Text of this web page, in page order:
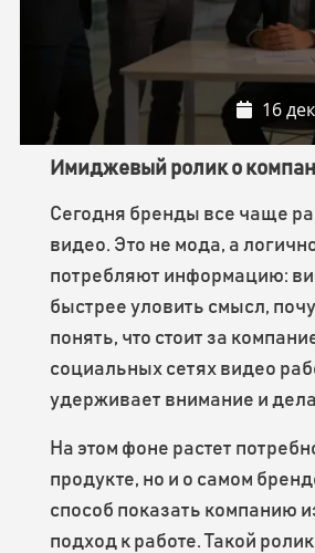
16
Имиджевый ролик о
Сегодня бренды все чаще
видео. Это не мода, а
потребляют информацию:
быстрее уловить смысл,
понять, что стоит за
социальных сетях видео
удерживает внимание и
На этом фоне растет
продукте, но и о самом
способ показать компанию
подход к работе. Такой